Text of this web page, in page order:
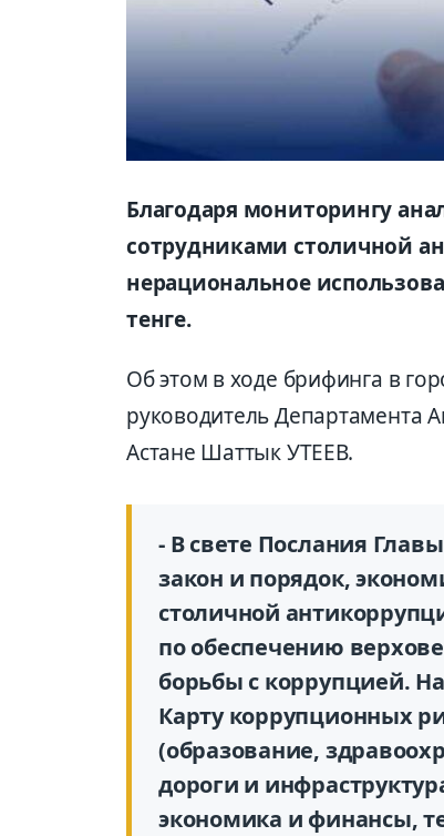
Благодаря мониторингу
сотрудниками столичной
нерациональное
тенге.
Об этом в ходе брифинга в
руководитель Департамента
Астане Шаттык УТЕЕВ.
- В свете Послания
закон и порядок,
столичной
по обеспечению
борьбы с коррупцией.
Карту коррупционных
(образование,
дороги и
экономика и финансы,